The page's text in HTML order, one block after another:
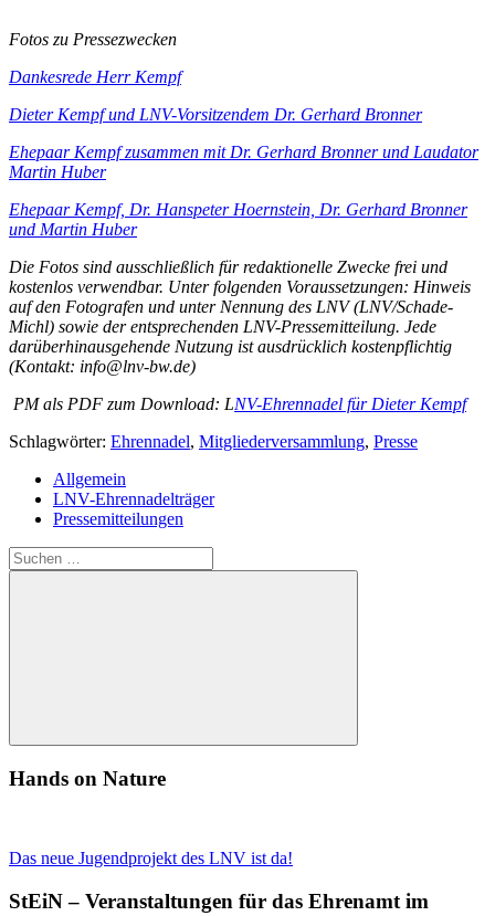
Fotos zu Pressezwecken
Dankesrede Herr Kempf
Dieter Kempf und LNV-Vorsitzendem Dr. Gerhard Bronner
Ehepaar Kempf zusammen mit Dr. Gerhard Bronner und Laudator
Martin Huber
Ehepaar Kempf, Dr. Hanspeter Hoernstein, Dr. Gerhard Bronner
und Martin Huber
Die Fotos sind ausschließlich für redaktionelle Zwecke frei und
kostenlos verwendbar. Unter folgenden Voraussetzungen: Hinweis
auf den Fotografen und unter Nennung des LNV (LNV/Schade-
Michl) sowie der entsprechenden LNV-Pressemitteilung. Jede
darüberhinausgehende Nutzung ist ausdrücklich kostenpflichtig
(Kontakt: info@lnv-bw.de)
PM als PDF zum Download: LNV-Ehrennadel für Dieter Kempf
Schlagwörter: Ehrennadel, Mitgliederversammlung, Presse
Allgemein
LNV-Ehrennadelträger
Pressemitteilungen
Suchen
nach:
Suchen
Hands on Nature
Das neue Jugendprojekt des LNV ist da!
StEiN – Veranstaltungen für das Ehrenamt im